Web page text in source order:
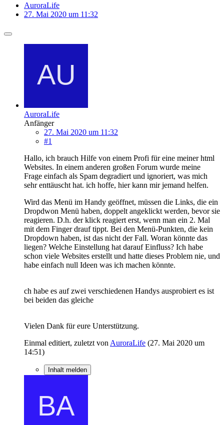
AuroraLife
27. Mai 2020 um 11:32
AuroraLife
Anfänger
27. Mai 2020 um 11:32
#1
Hallo, ich brauch Hilfe von einem Profi für eine meiner html
Websites. In einem anderen großen Forum wurde meine
Frage einfach als Spam degradiert und ignoriert, was mich
sehr enttäuscht hat. ich hoffe, hier kann mir jemand helfen.
Wird das Menü im Handy geöffnet, müssen die Links, die ein
Dropdwon Menü haben, doppelt angeklickt werden, bevor sie
reagieren. D.h. der klick reagiert erst, wenn man ein 2. Mal
mit dem Finger drauf tippt. Bei den Menü-Punkten, die kein
Dropdown haben, ist das nicht der Fall. Woran könnte das
liegen? Welche Einstellung hat darauf Einfluss? Ich habe
schon viele Websites erstellt und hatte dieses Problem nie, und
habe einfach null Ideen was ich machen könnte.
ch habe es auf zwei verschiedenen Handys ausprobiert es ist
bei beiden das gleiche
Vielen Dank für eure Unterstützung.
Einmal editiert, zuletzt von AuroraLife (27. Mai 2020 um
14:51)
Inhalt melden